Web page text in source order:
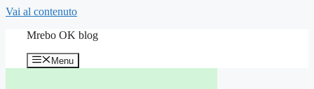
Vai al contenuto
Mrebo OK blog
Menu